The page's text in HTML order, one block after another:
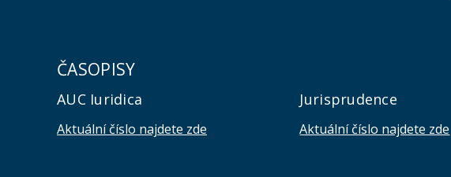
ČASOPISY
AUC Iuridica
Aktuální číslo najdete zde
Jurisprudence
Aktuální číslo najdete zde